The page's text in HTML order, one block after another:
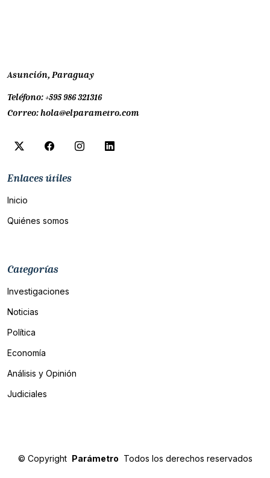
Asunción, Paraguay
Teléfono:+595 986 321316
Correo:hola@elparametro.com
Enlaces útiles
Inicio
Quiénes somos
Categorías
Investigaciones
Noticias
Política
Economía
Análisis y Opinión
Judiciales
© Copyright Parámetro Todos los derechos reservados